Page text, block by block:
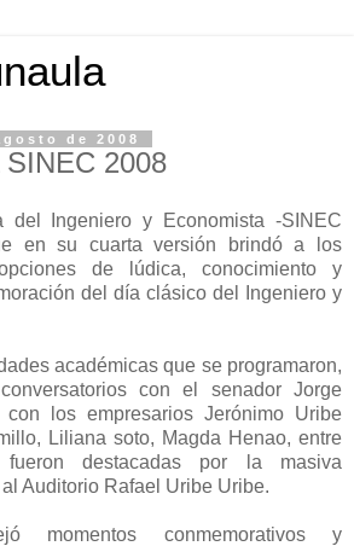
de 2008
2008
del Ingeniero y Economista -SINEC
en su cuarta versión brindó a los
de lúdica, conocimiento y
del día clásico del Ingeniero y
académicas que se programaron,
con el senador Jorge
los empresarios Jerónimo Uribe
Liliana soto, Magda Henao, entre
fueron destacadas por la masiva
Auditorio Rafael Uribe Uribe.
momentos conmemorativos y